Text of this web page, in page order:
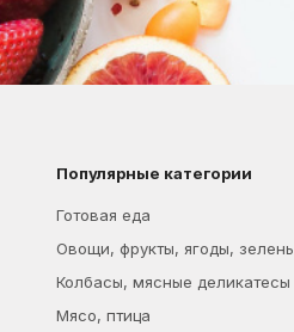
Популярные категории
Готовая еда
Овощи, фрукты, ягоды, зелень
Колбасы, мясные деликатесы
Мясо, птица